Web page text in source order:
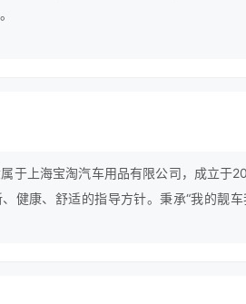
于上海宝淘汽车用品有限公司，成立于
健康、舒适的指导方针。秉承“我的靓